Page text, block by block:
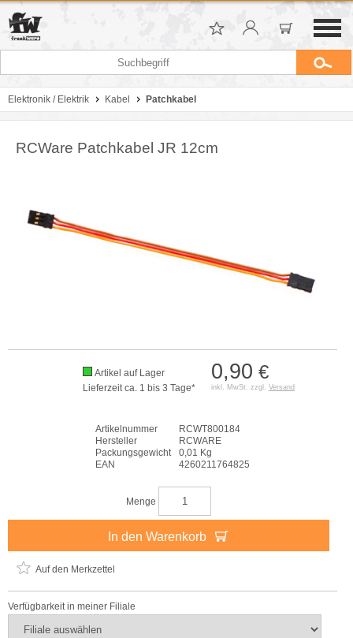
Elektronik / Elektrik Kabel Patchkabel
RCWare Patchkabel JR 12cm
0,90 €
inkl. MwSt. zzgl. Versand
Artikel auf Lager
Lieferzeit ca. 1 bis 3 Tage*
Artikelnummer
RCWT800184
Hersteller
RCWARE
Packungsgewicht
0,01 Kg
EAN
4260211764825
Menge
In den Warenkorb
Auf den Merkzettel
Verfügbarkeit in meiner Filiale